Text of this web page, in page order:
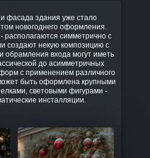
фасада здания уже стало
новогоднего оформления.
располагаются симметрично с
создают некую композицию с
обрамления входа могут иметь
до асимметричных
с применением различного
быть оформлена крупными
световыми фигурами -
инсталляции.